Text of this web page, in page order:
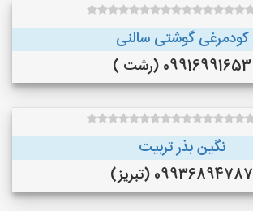
کودمرغی گوشتی سالنی
09916991653 (رشت )
نگین بذر تربیت
09936894787 (تبریز)